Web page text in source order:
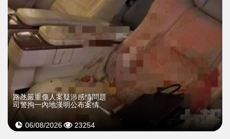
​路氹嚴重傷人案疑涉感情問題
司警拘一內地漢明公布案情
06/08/2026 23254